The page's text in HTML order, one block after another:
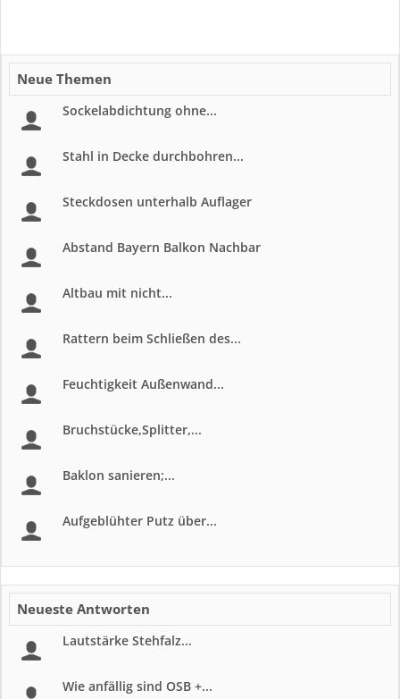
Neue Themen
Sockelabdichtung ohne...
Stahl in Decke durchbohren...
Steckdosen unterhalb Auflager
Abstand Bayern Balkon Nachbar
Altbau mit nicht...
Rattern beim Schließen des...
Feuchtigkeit Außenwand...
Bruchstücke,Splitter,...
Baklon sanieren;...
Aufgeblühter Putz über...
Neueste Antworten
Lautstärke Stehfalz...
Wie anfällig sind OSB +...